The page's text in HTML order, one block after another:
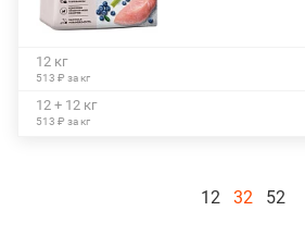
12 кг
513 ₽ за кг
12 + 12 кг
513 ₽ за кг
12 32 52